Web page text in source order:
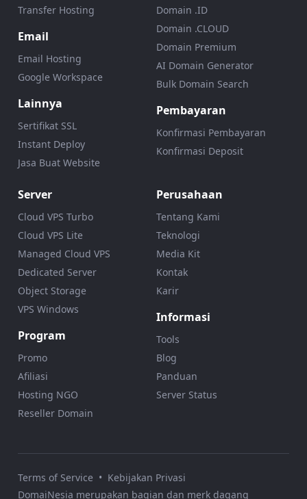
Transfer Hosting
Email
Email Hosting
Google Workspace
Lainnya
Sertifikat SSL
Instant Deploy
Jasa Buat Website
Domain .ID
Domain .CLOUD
Domain Premium
AI Domain Generator
Bulk Domain Search
Pembayaran
Konfirmasi Pembayaran
Konfirmasi Deposit
Server
Cloud VPS Turbo
Cloud VPS Lite
Managed Cloud VPS
Dedicated Server
Object Storage
VPS Windows
Program
Promo
Afiliasi
Hosting NGO
Reseller Domain
Perusahaan
Tentang Kami
Teknologi
Media Kit
Kontak
Karir
Informasi
Tools
Blog
Panduan
Server Status
Terms of Service • Kebijakan Privasi
DomaiNesia merupakan bagian dan merk dagang